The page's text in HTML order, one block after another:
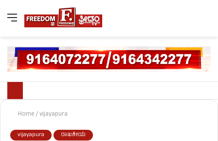
Home/vijayapura
vijayapura ರಾಜಕೀಯ